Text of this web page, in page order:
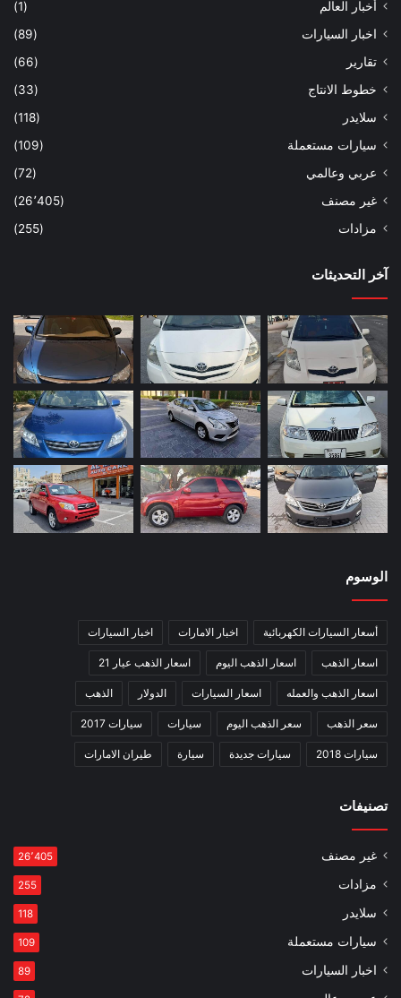
أخبار العالم
(1)
اخبار السيارات
(89)
تقارير
(66)
خطوط الانتاج
(33)
سلايدر
(118)
سيارات مستعملة
(109)
عربي وعالمي
(72)
غير مصنف
(26٬405)
مزادات
(255)
آخر التحديثات
الوسوم
أسعار السيارات الكهربائية اخبار الامارات اخبار السيارات
اسعار الذهب اسعار الذهب اليوم اسعار الذهب عيار 21
اسعار الذهب والعمله اسعار السيارات الدولار الذهب
سعر الذهب سعر الذهب اليوم سيارات سيارات 2017
سيارات 2018 سيارات جديدة سيارة طيران الامارات
تصنيفات
غير مصنف 26٬405
مزادات 255
سلايدر 118
سيارات مستعملة 109
اخبار السيارات 89